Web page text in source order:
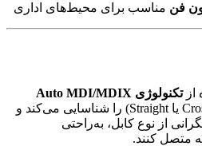
فن مناسب برای محیط‌های اداری
تکنولوژی Auto MDI/MDIX
به‌صورت خودکار نوع کابل (Cross یا Straight) را شناسایی می‌کند و
از نوع کابل، به‌راحتی
متصل کنند.